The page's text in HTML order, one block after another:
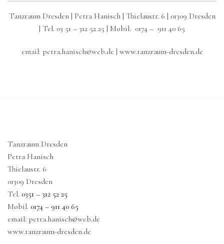
Tanzraum Dresden | Petra Hanisch | Thielaustr. 6 | 01309 Dresden
| Tel. 03 51 – 312 52 25 | Mobil. 0174 – 911 40 65
email: petra.hanisch@web.de | www.tanzraum-dresden.de
Tanzraum Dresden
Petra Hanisch
Thielaustr. 6
01309 Dresden
Tel. 0351 – 312 52 25
Mobil. 0174 – 911 40 65
email: petra.hanisch@web.de
www.tanzraum-dresden.de